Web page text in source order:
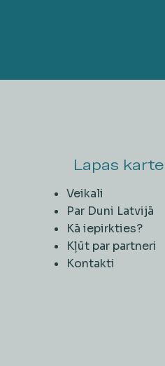
Lapas karte
Veikali
Par Duni Latvijā
Kā iepirkties?
Kļūt par partneri
Kontakti